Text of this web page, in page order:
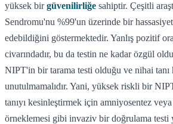
yüksek birgüvenilirliğe sahiptir. Çeşitli
Sendromu'nu %99'un üzerinde bir
edebildiğini göstermektedir. Yanlış pozitif
civarındadır, bu da testin ne kadar özgül
NIPT'in bir tarama testi olduğu ve nihai tanı
unutulmamalıdır. Yani, yüksek riskli bir
tanıyı kesinleştirmek için amniyosentez
örneklemesi gibi invaziv bir doğrulama testi